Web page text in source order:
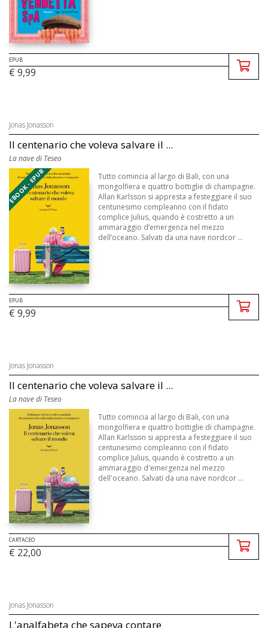
EPUB
€ 9,99
Jonas Jonasson
Il centenario che voleva salvare il ...
La nave di Teseo
EBOOK - EPUB
Tutto comincia al largo di Bali, con una
mongolfiera e quattro bottiglie di champagne.
Allan Karlsson si appresta a festeggiare il suo
centunesimo compleanno con il fidato
complice Julius, quando è costretto a un
ammaraggio d’emergenza nel mezzo
dell’oceano. Salvati da una nave nordcor ...
EPUB
€ 9,99
Jonas Jonasson
Il centenario che voleva salvare il ...
La nave di Teseo
Tutto comincia al largo di Bali, con una
mongolfiera e quattro bottiglie di champagne.
Allan Karlsson si appresta a festeggiare il suo
centunesimo compleanno con il fidato
complice Julius, quando è costretto a un
ammaraggio d'emergenza nel mezzo
dell'oceano. Salvati da una nave nordcor ...
CARTACEO
€ 22,00
Jonas Jonasson
L'analfabeta che sapeva contare